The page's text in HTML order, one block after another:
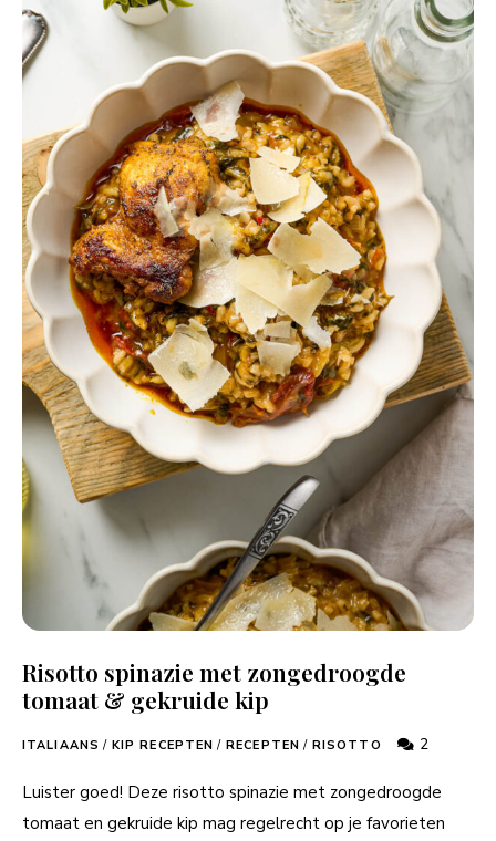
Risotto spinazie met zongedroogde
tomaat & gekruide kip
ITALIAANS / KIP RECEPTEN / RECEPTEN / RISOTTO 2
Luister goed! Deze risotto spinazie met zongedroogde
tomaat en gekruide kip mag regelrecht op je favorieten